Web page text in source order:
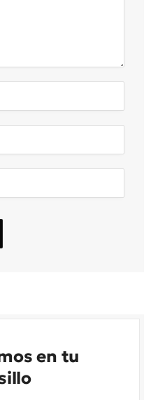
en tu